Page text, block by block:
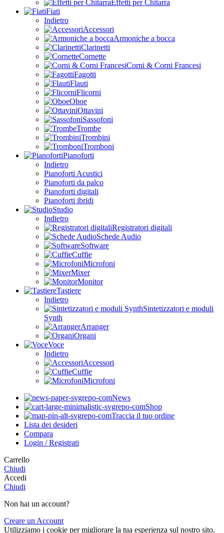
Effetti per Chitarra
Fiati
Indietro
Accessori
Armoniche a bocca
Clarinetti
Cornette
Corni & Corni Francesi
Fagotti
Flauti
Flicorni
Oboe
Ottavini
Sassofoni
Trombe
Trombini
Tromboni
Pianoforti
Indietro
Pianoforti Acustici
Pianoforti da palco
Pianoforti digitali
Pianoforti ibridi
Studio
Indietro
Registratori digitali
Schede Audio
Software
Cuffie
Microfoni
Mixer
Monitor
Tastiere
Indietro
Sintetizzatori e moduli
Synth
Arranger
Organi
Voce
Indietro
Accessori
Cuffie
Microfoni
News
Shop
Traccia il tuo ordine
Lista dei desideri
Compara
Login / Registrati
Carrello
Chiudi
Accedi
Chiudi
Non hai un account?
Creare un Account
Utilizziamo i cookie per migliorare la tua esperienza sul nostro sito.